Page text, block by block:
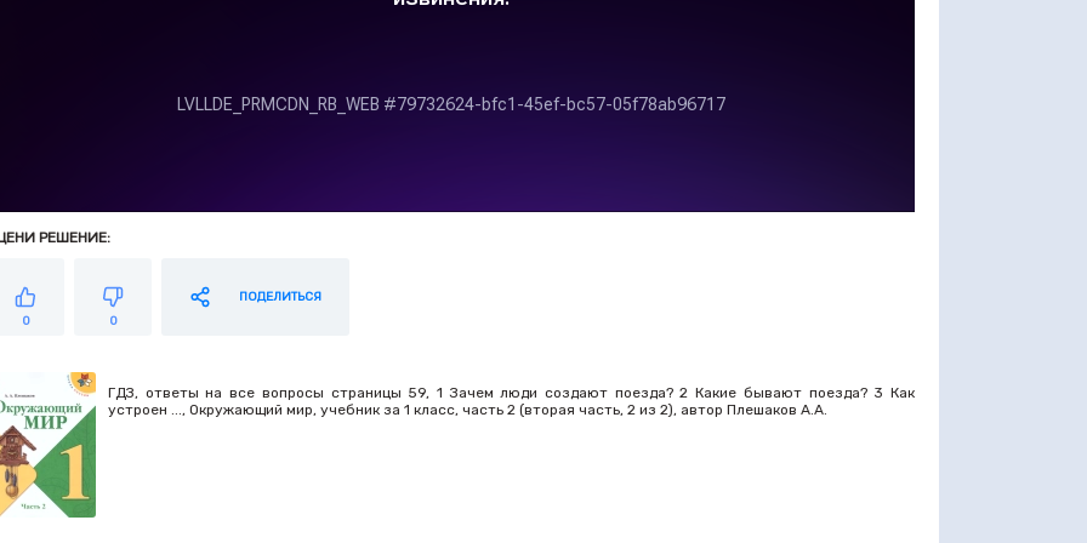
РЕШЕНИЕ:
0 0
ПОДЕЛИТЬСЯ
ГДЗ, ответы на все вопросы страницы 59, 1 Зачем люди создают поезда? 2 Какие бывают поезда? 3 Как
устроен ..., Окружающий мир, учебник за 1 класс, часть 2 (вторая часть, 2 из 2), автор Плешаков А.А.